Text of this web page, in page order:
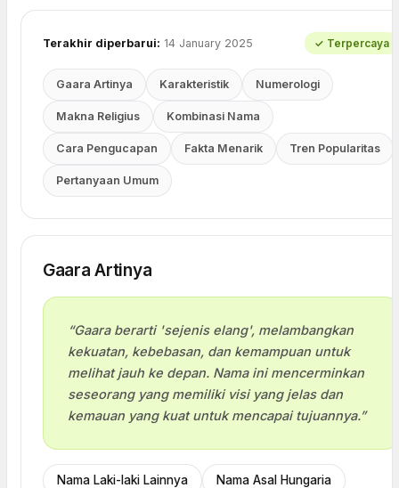
Terakhir diperbarui: 14 January 2025 ✓ Terpercaya
Gaara Artinya Karakteristik Numerologi
Makna Religius Kombinasi Nama
Cara Pengucapan Fakta Menarik Tren Popularitas
Pertanyaan Umum
Gaara Artinya
“Gaara berarti 'sejenis elang', melambangkan
kekuatan, kebebasan, dan kemampuan untuk
melihat jauh ke depan. Nama ini mencerminkan
seseorang yang memiliki visi yang jelas dan
kemauan yang kuat untuk mencapai tujuannya.”
Nama Laki-laki Lainnya Nama Asal Hungaria